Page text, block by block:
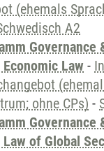
(ehemals
A2
Governance
Law -
ohne CPs) -
Governance
of Global